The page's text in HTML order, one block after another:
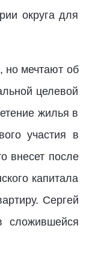
округа для
но мечтают об
целевой
жилья в
участия в
внесет после
капитала
Сергей
сложившейся